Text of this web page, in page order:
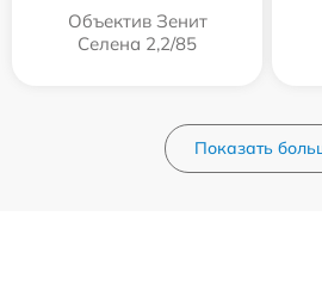
Объектив Зенит
Селена 2,2/85
Показать